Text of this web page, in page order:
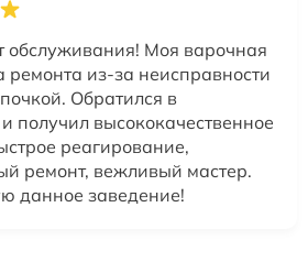
обслуживания! Моя варочная
ремонта из-за неисправности
Обратился в
получил высококачественное
реагирование,
ремонт, вежливый мастер.
данное заведение!